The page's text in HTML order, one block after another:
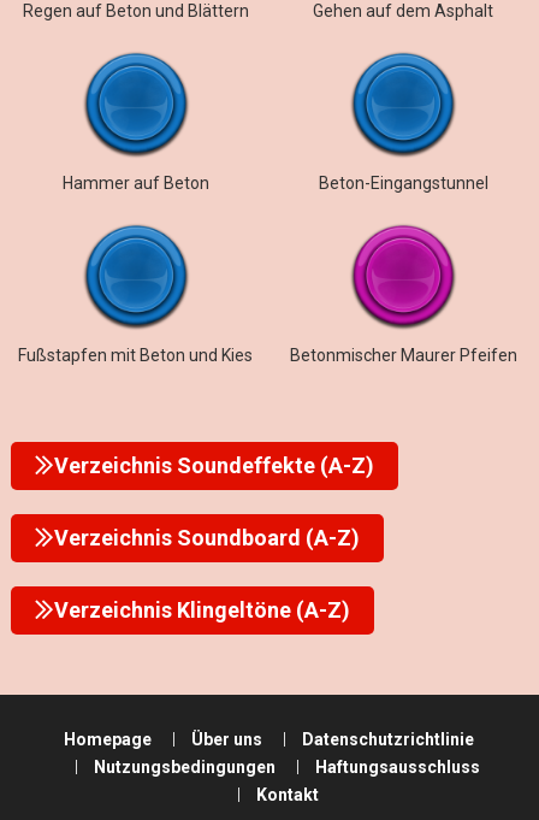
Regen auf Beton und Blättern Gehen auf dem Asphalt
Hammer auf Beton Beton-Eingangstunnel
Fußstapfen mit Beton und Kies Betonmischer Maurer Pfeifen
Verzeichnis Soundeffekte (A-Z)
Verzeichnis Soundboard (A-Z)
Verzeichnis Klingeltöne (A-Z)
Homepage Über uns
Datenschutzrichtlinie
Nutzungsbedingungen
Haftungsausschluss
Kontakt